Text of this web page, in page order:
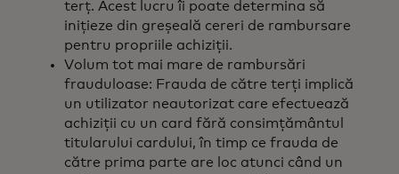
terț. Acest lucru îi poate determina să
inițieze din greșeală cereri de rambursare
pentru propriile achiziții.
Volum tot mai mare de rambursări
frauduloase: Frauda de către terți implică
un utilizator neautorizat care efectuează
achiziții cu un card fără consimțământul
titularului cardului, în timp ce frauda de
către prima parte are loc atunci când un